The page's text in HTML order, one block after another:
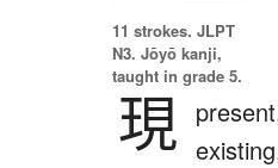
11 strokes. JLPT
N3. Jōyō kanji,
taught in grade 5.
現